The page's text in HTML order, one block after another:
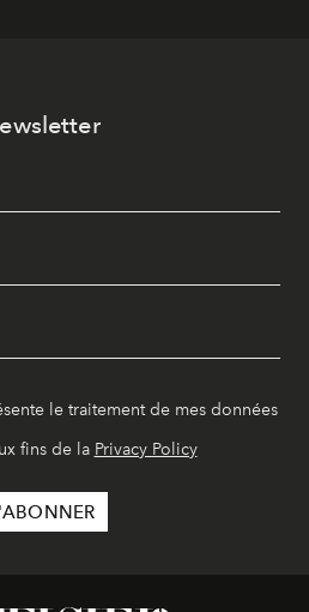
le traitement de mes données
fins de la Privacy Policy